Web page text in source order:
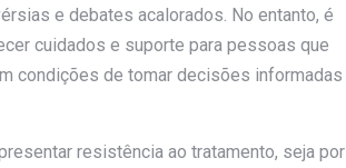
e debates acalorados. No entanto, é
cuidados e suporte para pessoas que
condições de tomar decisões informadas
resistência ao tratamento, seja por